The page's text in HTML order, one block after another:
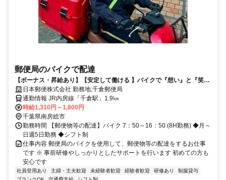
郵便局のバイクで配達
【ボーナス・昇給あり】【安定して働ける 】バイクで『想い』と『笑
顔』をつなぐお仕事してみませんか？
日本郵便株式会社 勤務地;千倉郵便局
通勤情報 JR内房線「千倉駅」1.9㎞
時給1,310円～1,800円
千葉県南房総市
勤務時間 【郵便物等の配達】バイク 7：50～16：50 (8H勤務) ◆月～
日週5日勤務 ◆シフト制
仕事内容 郵便局のバイクを使用して、郵便物等の配達をするお仕事
です ※ 事前研修やしっかりとしたサポートを行います 初めての方も
安心です
社員登用あり 主婦・主夫歓迎 未経験者歓迎 経験者歓迎 研修あり
制服貸与